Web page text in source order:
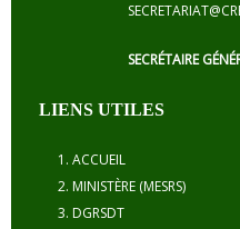
SECRÉTAIRE
LIENS UTILES
ACCUEIL
MINISTÈRE (MESRS)
DGRSDT